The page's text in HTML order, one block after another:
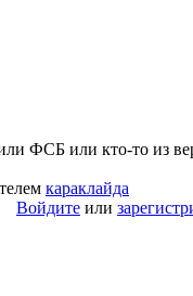
ФСБ или кто-то из
караклайда
Войдите или